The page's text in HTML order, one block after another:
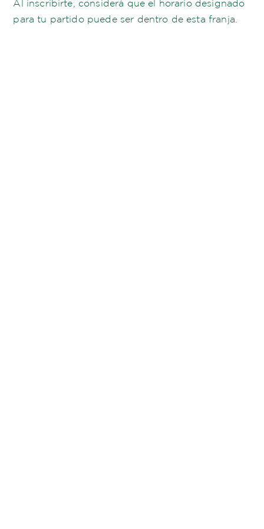
Al inscribirte, considerá que el horario designado
para tu partido puede ser dentro de esta franja.